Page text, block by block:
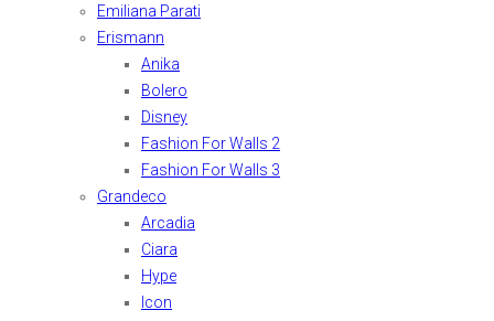
Emiliana Parati
Erismann
Anika
Bolero
Disney
Fashion For Walls 2
Fashion For Walls 3
Grandeco
Arcadia
Ciara
Hype
Icon